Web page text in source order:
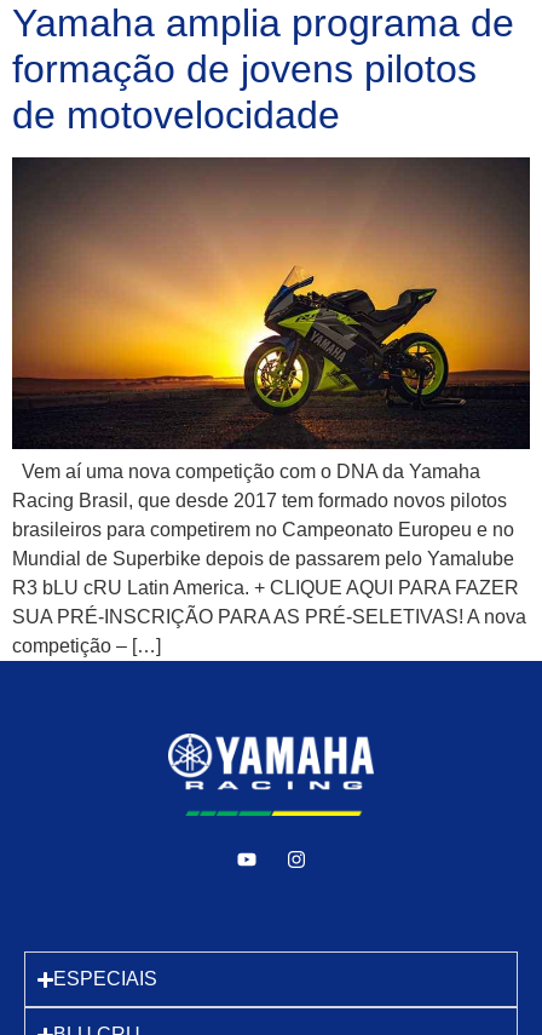
Yamaha amplia programa de
formação de jovens pilotos
de motovelocidade
Vem aí uma nova competição com o DNA da Yamaha
Racing Brasil, que desde 2017 tem formado novos pilotos
brasileiros para competirem no Campeonato Europeu e no
Mundial de Superbike depois de passarem pelo Yamalube
R3 bLU cRU Latin America. + CLIQUE AQUI PARA FAZER
SUA PRÉ-INSCRIÇÃO PARA AS PRÉ-SELETIVAS! A nova
competição – […]
ESPECIAIS